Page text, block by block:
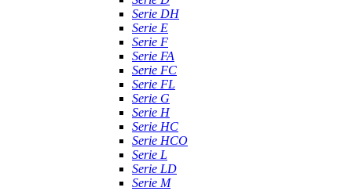
Serie DH
Serie E
Serie F
Serie FA
Serie FC
Serie FL
Serie G
Serie H
Serie HC
Serie HCO
Serie L
Serie LD
Serie M